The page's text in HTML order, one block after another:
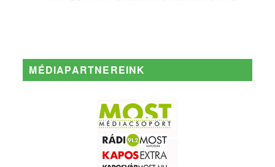
MÉDIAPARTNEREINK